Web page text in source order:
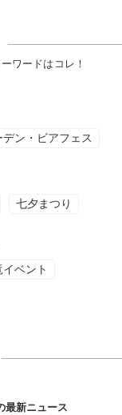
ワードはコレ！
デン・ビアフェス
七夕まつり
イベント
最新ニュース